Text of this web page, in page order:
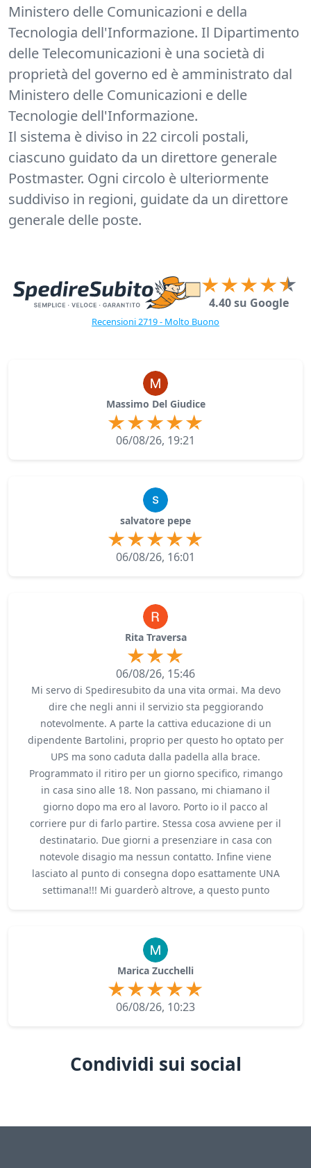
Ministero delle Comunicazioni e della
Tecnologia dell'Informazione. Il Dipartimento
delle Telecomunicazioni è una società di
proprietà del governo ed è amministrato dal
Ministero delle Comunicazioni e delle
Tecnologie dell'Informazione.
Il sistema è diviso in 22 circoli postali,
ciascuno guidato da un direttore generale
Postmaster. Ogni circolo è ulteriormente
suddiviso in regioni, guidate da un direttore
generale delle poste.
4.40 su Google
Recensioni 2719 - Molto Buono
Massimo Del Giudice
06/08/26, 19:21
salvatore pepe
06/08/26, 16:01
Rita Traversa
06/08/26, 15:46
Mi servo di Spediresubito da una vita ormai. Ma devo
dire che negli anni il servizio sta peggiorando
notevolmente. A parte la cattiva educazione di un
dipendente Bartolini, proprio per questo ho optato per
UPS ma sono caduta dalla padella alla brace.
Programmato il ritiro per un giorno specifico, rimango
in casa sino alle 18. Non passano, mi chiamano il
giorno dopo ma ero al lavoro. Porto io il pacco al
corriere pur di farlo partire. Stessa cosa avviene per il
destinatario. Due giorni a presenziare in casa con
notevole disagio ma nessun contatto. Infine viene
lasciato al punto di consegna dopo esattamente UNA
settimana!!! Mi guarderò altrove, a questo punto
Marica Zucchelli
06/08/26, 10:23
Condividi sui social